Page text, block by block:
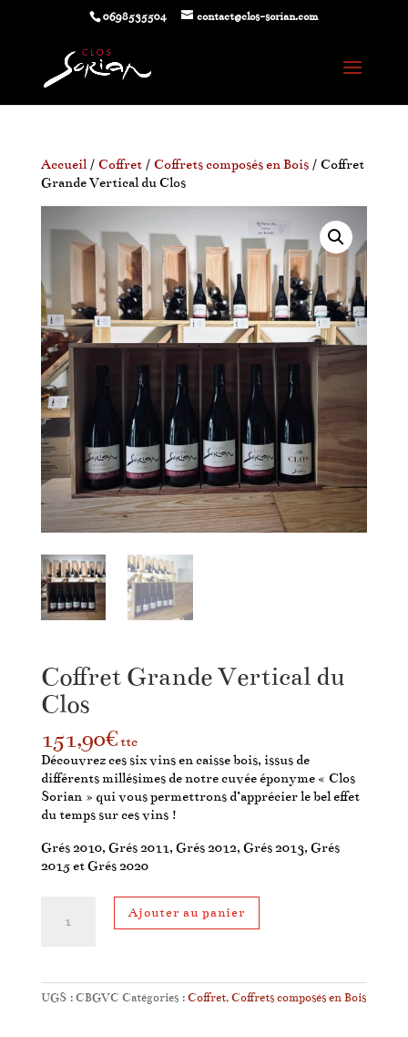
0698535504 contact@clos-sorian.com
Accueil/ Coffret/ Coffrets composés en Bois/ Coffret
Grande Vertical du Clos
Coffret Grande Vertical du
Clos
151,90€ttc
Découvrez ces six vins en caisse bois, issus de
différents millésimes de notre cuvée éponyme « Clos
Sorian » qui vous permettrons d’apprécier le bel effet
du temps sur ces vins !
Grés 2010, Grés 2011, Grés 2012, Grés 2013, Grés
2015 et Grés 2020
du
Ajouter au panier
UGS :CBGVC Catégories :Coffret,Coffrets composés en Bois